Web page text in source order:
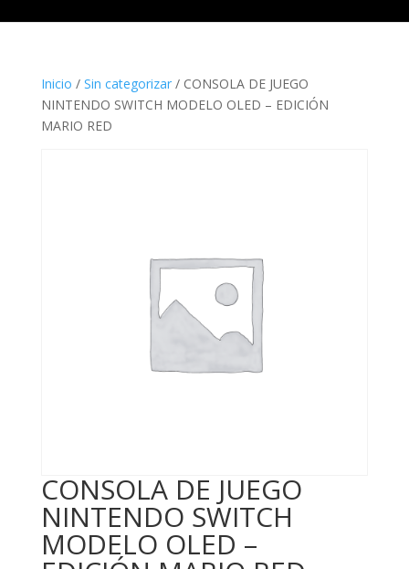
Inicio / Sin categorizar/ CONSOLA DE JUEGO
NINTENDO SWITCH MODELO OLED – EDICIÓN
MARIO RED
CONSOLA DE JUEGO
NINTENDO SWITCH
MODELO OLED –